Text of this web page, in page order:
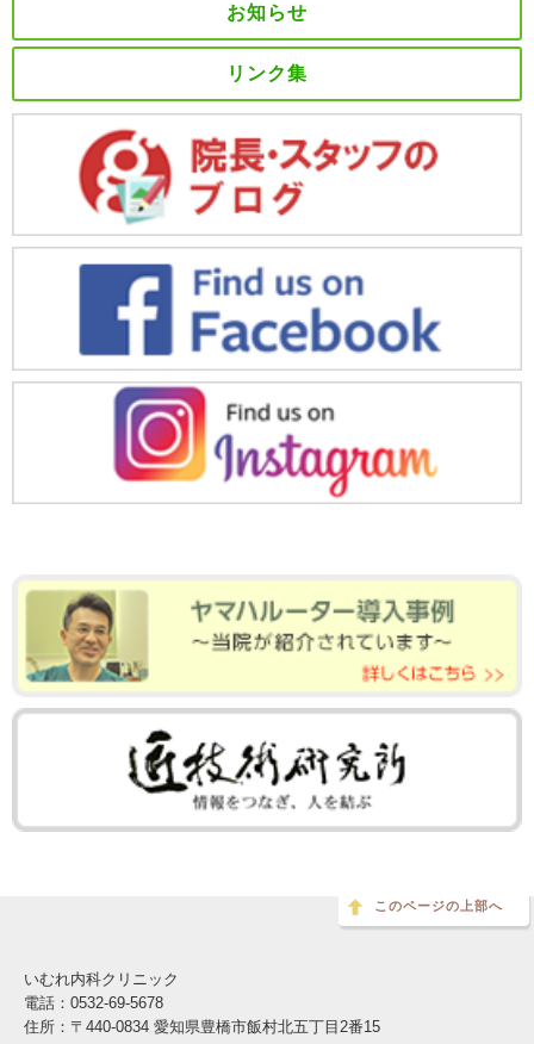
お知らせ
リンク集
このページの上部へ
いむれ内科クリニック
電話：0532-69-5678
住所：〒440-0834 愛知県豊橋市飯村北五丁目2番15